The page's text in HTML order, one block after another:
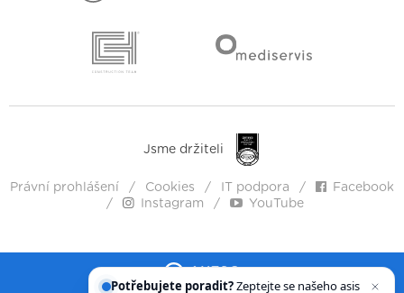
Jsme držiteli
Právní prohlášení Cookies IT podpora
Facebook
Instagram
YouTube
Potřebujete poradit?Zeptejte se našeho
asistentaCh